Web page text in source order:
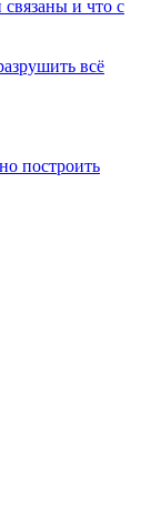
и что с
всё
построить